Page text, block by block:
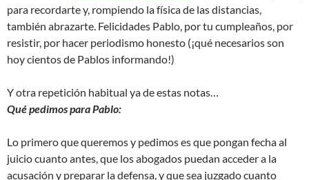
para recordarte y, rompiendo la física de las distancias,
también abrazarte. Felicidades Pablo, por tu cumpleaños, por
resistir, por hacer periodismo honesto (¡qué necesarios son
hoy cientos de Pablos informando!)
Y otra repetición habitual ya de estas notas…
Qué pedimos para Pablo:
Lo primero que queremos y pedimos es que pongan fecha al
juicio cuanto antes, que los abogados puedan acceder a la
acusación y preparar la defensa, y que sea juzgado cuanto